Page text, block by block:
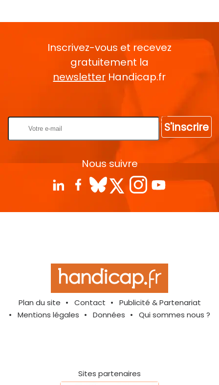
Inscrivez-vous et recevez
gratuitement la
newsletter Handicap.fr
S'inscrire
Nous suivre
Plan du site Contact
Publicité & Partenariat
Mentions légales
Données Qui sommes nous ?
Sites partenaires